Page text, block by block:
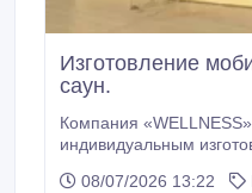
Изготовление
саун.
Компания
индивидуальным
помещений. При
08/07/2026 13:22